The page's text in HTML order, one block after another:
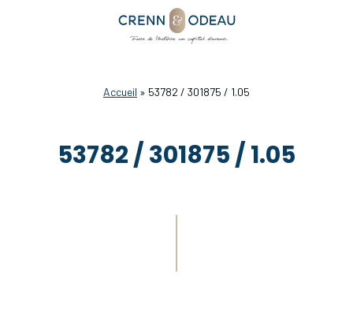
Accueil » 53782 / 301875 / 1.05
53782 / 301875 / 1.05